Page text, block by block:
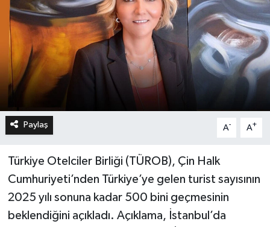
Paylaş A- A+
Türkiye Otelciler Birliği (TÜROB), Çin Halk
Cumhuriyeti’nden Türkiye’ye gelen turist sayısının
2025 yılı sonuna kadar 500 bini geçmesinin
beklendiğini açıkladı. Açıklama, İstanbul’da